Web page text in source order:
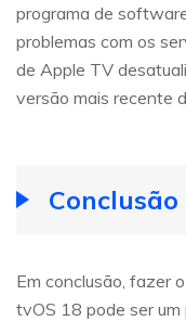
programa de
problemas com os
de Apple TV
versão mais recente
Conclusão
Em conclusão, fazer
tvOS 18 pode ser um